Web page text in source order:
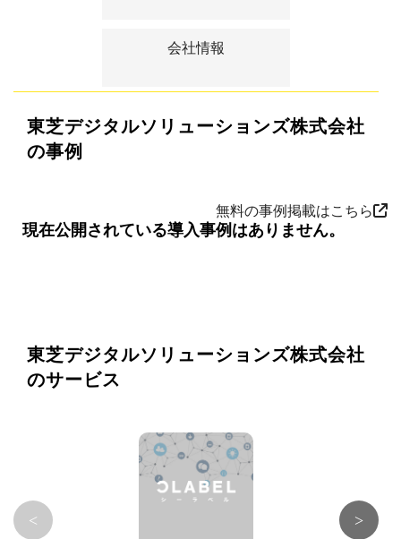
会社情報
東芝デジタルソリューションズ株式会社
の事例
無料の事例掲載はこちら
現在公開されている導入事例はありません。
東芝デジタルソリューションズ株式会社
のサービス
< >